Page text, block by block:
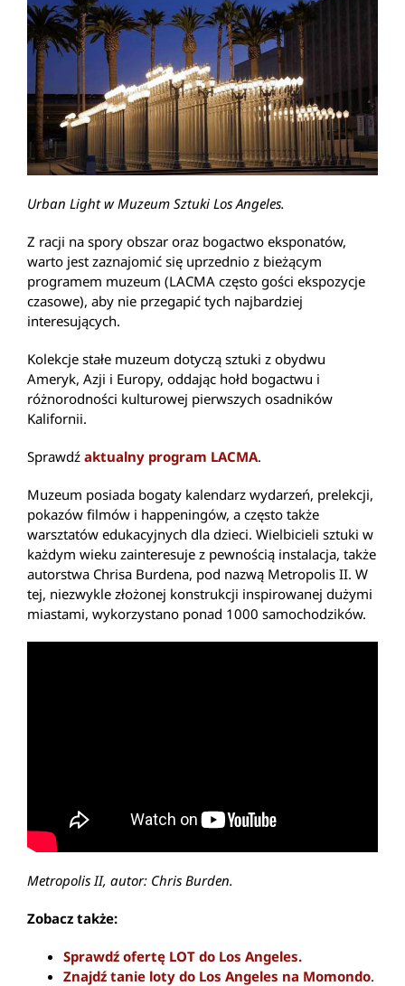
Urban Light w Muzeum Sztuki Los Angeles.
Z racji na spory obszar oraz bogactwo eksponatów,
warto jest zaznajomić się uprzednio z bieżącym
programem muzeum (LACMA często gości ekspozycje
czasowe), aby nie przegapić tych najbardziej
interesujących.
Kolekcje stałe muzeum dotyczą sztuki z obydwu
Ameryk, Azji i Europy, oddając hołd bogactwu i
różnorodności kulturowej pierwszych osadników
Kalifornii.
Sprawdź aktualny program LACMA.
Muzeum posiada bogaty kalendarz wydarzeń, prelekcji,
pokazów filmów i happeningów, a często także
warsztatów edukacyjnych dla dzieci. Wielbicieli sztuki w
każdym wieku zainteresuje z pewnością instalacja, także
autorstwa Chrisa Burdena, pod nazwą Metropolis II. W
tej, niezwykle złożonej konstrukcji inspirowanej dużymi
miastami, wykorzystano ponad 1000 samochodzików.
Metropolis II, autor: Chris Burden.
Zobacz także:
Sprawdź ofertę LOT do Los Angeles.
Znajdź tanie loty do Los Angeles na Momondo.